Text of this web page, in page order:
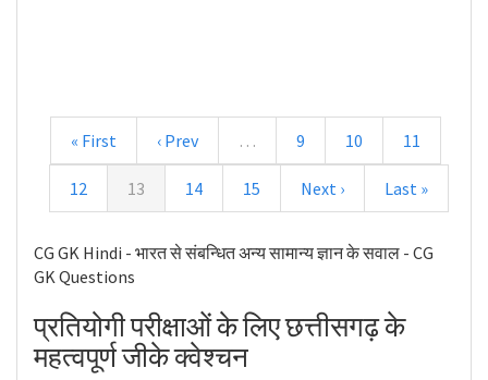
« First ‹ Prev … 9 10 11
12 13 14 15 Next › Last »
CG GK Hindi - भारत से संबन्धित अन्य सामान्य ज्ञान के सवाल - CG
GK Questions
प्रतियोगी परीक्षाओं के लिए छत्तीसगढ़ के
महत्वपूर्ण जीके क्वेश्चन